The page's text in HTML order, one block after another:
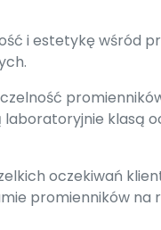
i estetykę wśród
klasą
oczekiwań
promienników na